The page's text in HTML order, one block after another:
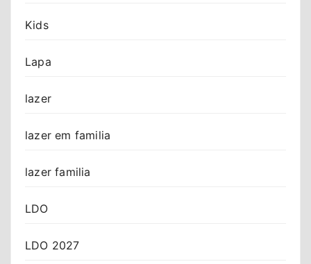
Kids
Lapa
lazer
lazer em familia
lazer familia
LDO
LDO 2027